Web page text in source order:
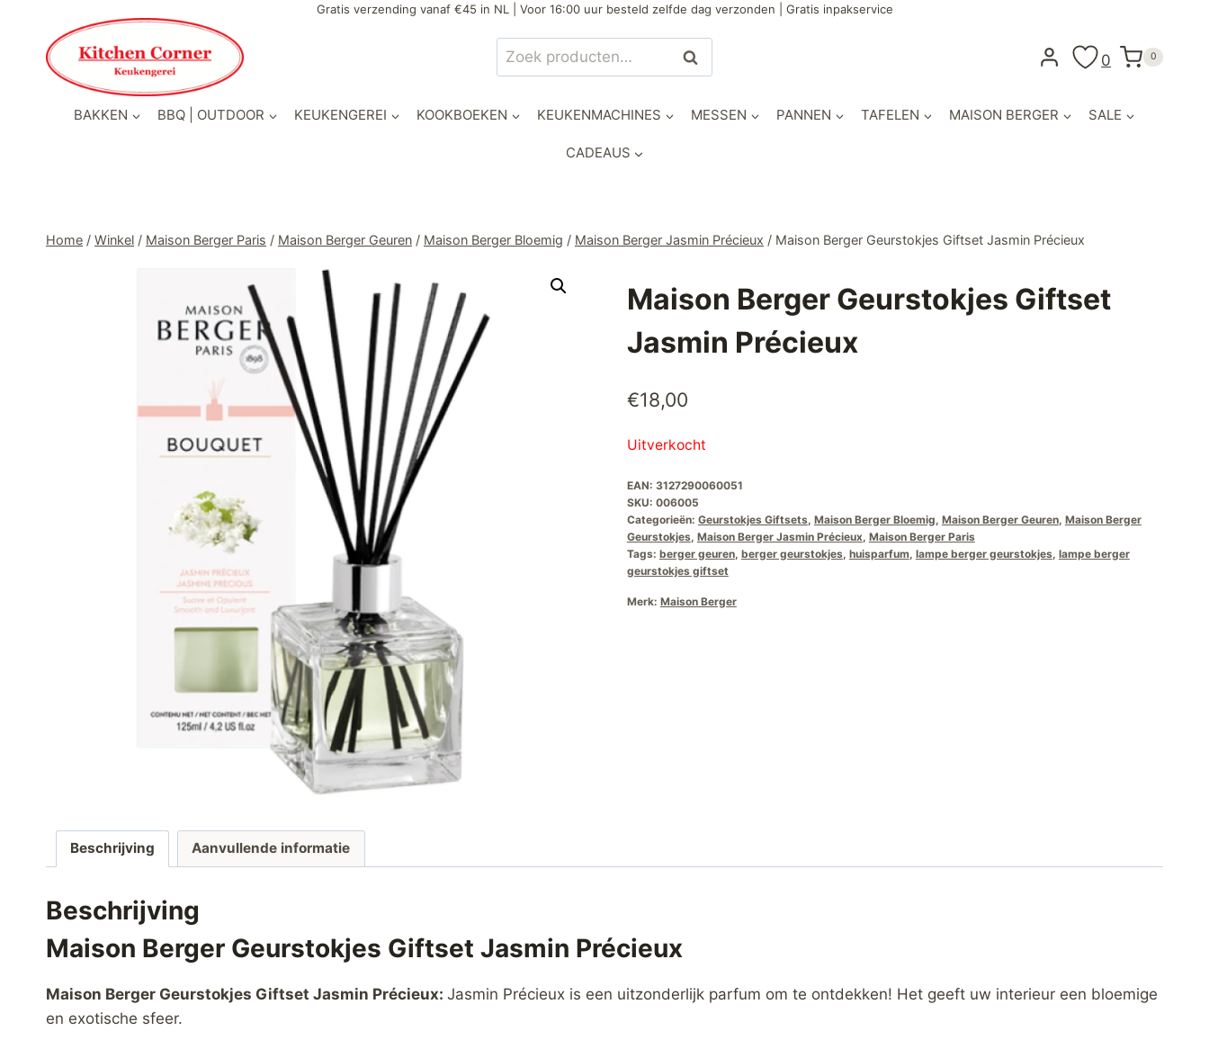
inhoud
Gratis verzending vanaf €45 in NL | Voor 16:00 uur besteld zelfde dag verzonden | Gratis inpakservice
Zoeken
naar:
Zoeken 0 0
BAKKEN BBQ | OUTDOOR KEUKENGEREI KOOKBOEKEN KEUKENMACHINES MESSEN PANNEN TAFELEN MAISON BERGER SALE
CADEAUS
Home / Winkel / Maison Berger Paris / Maison Berger Geuren / Maison Berger Bloemig / Maison Berger Jasmin Précieux / Maison Berger Geurstokjes Giftset Jasmin Précieux
Maison Berger Geurstokjes Giftset
Jasmin Précieux
€18,00
Uitverkocht
EAN: 3127290060051
SKU: 006005
Categorieën: Geurstokjes Giftsets, Maison Berger Bloemig, Maison Berger Geuren, Maison Berger
Geurstokjes, Maison Berger Jasmin Précieux, Maison Berger Paris
Tags: berger geuren, berger geurstokjes, huisparfum, lampe berger geurstokjes, lampe berger
geurstokjes giftset
Merk: Maison Berger
Beschrijving Aanvullende informatie
Beschrijving
Maison Berger Geurstokjes Giftset Jasmin Précieux
Maison Berger Geurstokjes Giftset Jasmin Précieux: Jasmin Précieux is een uitzonderlijk parfum om te ontdekken! Het geeft uw interieur een bloemige
en exotische sfeer.